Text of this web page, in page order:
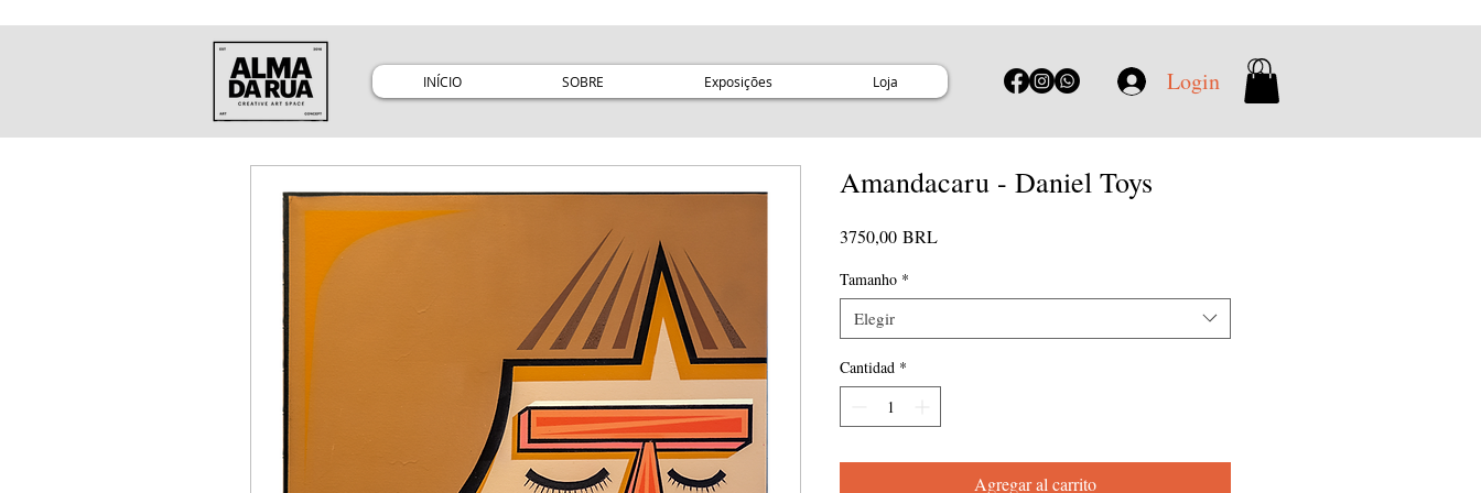
INÍCIO SOBRE Exposições Loja Login
Amandacaru - Daniel Toys
3750,00 BRLPrecio
Tamanho *
Elegir
Cantidad *
Agregar al carrito